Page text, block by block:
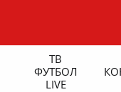
ТВ
ФУТБОЛ
LIVE